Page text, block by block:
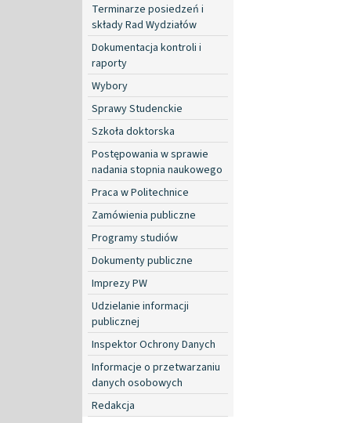
Terminarze posiedzeń i
składy Rad Wydziałów
Dokumentacja kontroli i
raporty
Wybory
Sprawy Studenckie
Szkoła doktorska
Postępowania w sprawie
nadania stopnia naukowego
Praca w Politechnice
Zamówienia publiczne
Programy studiów
Dokumenty publiczne
Imprezy PW
Udzielanie informacji
publicznej
Inspektor Ochrony Danych
Informacje o przetwarzaniu
danych osobowych
Redakcja